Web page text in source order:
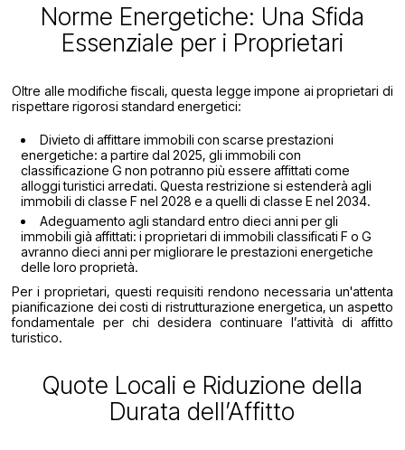
Norme Energetiche: Una Sfida
Essenziale per i Proprietari
Oltre alle modifiche fiscali, questa legge impone ai proprietari di
rispettare rigorosi standard energetici:
Divieto di affittare immobili con scarse prestazioni
energetiche: a partire dal 2025, gli immobili con
classificazione G non potranno più essere affittati come
alloggi turistici arredati. Questa restrizione si estenderà agli
immobili di classe F nel 2028 e a quelli di classe E nel 2034.
Adeguamento agli standard entro dieci anni per gli
immobili già affittati: i proprietari di immobili classificati F o G
avranno dieci anni per migliorare le prestazioni energetiche
delle loro proprietà.
Per i proprietari, questi requisiti rendono necessaria un'attenta
pianificazione dei costi di ristrutturazione energetica, un aspetto
fondamentale per chi desidera continuare l’attività di affitto
turistico.
Quote Locali e Riduzione della
Durata dell’Affitto